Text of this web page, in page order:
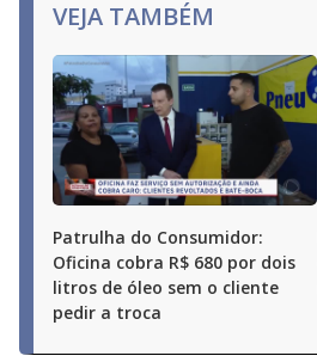
VEJA TAMBÉM
Patrulha do Consumidor:
Oficina cobra R$ 680 por dois
litros de óleo sem o cliente
pedir a troca